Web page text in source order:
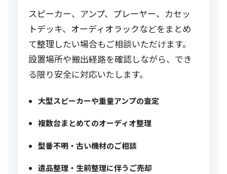
スピーカー、アンプ、プレーヤー、カセッ
トデッキ、オーディオラックなどをまとめ
て整理したい場合もご相談いただけます。
設置場所や搬出経路を確認しながら、でき
る限り安全に対応いたします。
大型スピーカーや重量アンプの査定
複数台まとめてのオーディオ整理
型番不明・古い機材のご相談
遺品整理・生前整理に伴うご売却